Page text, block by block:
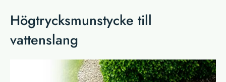
Högtrycksmunstycke till
vattenslang